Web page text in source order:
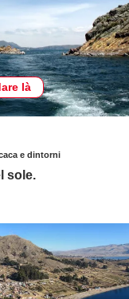
là
e dintorni
sole.